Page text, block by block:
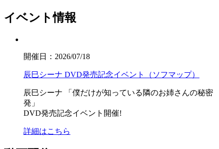
イベント情報
開催日：2026/07/18
辰巳シーナ DVD発売記念イベント（ソフマップ）
辰巳シーナ
「僕だけが知っている隣のお姉さんの秘密
発」
DVD発売記念イベント開催!
詳細はこちら